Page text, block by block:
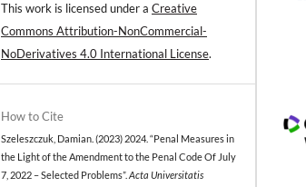
This work is licensed under a Creative
Commons Attribution-NonCommercial-
NoDerivatives 4.0 International License.
How to Cite
Szeleszczuk, Damian. (2023) 2024. “Penal Measures in
the Light of the Amendment to the Penal Code Of July
7, 2022 – Selected Problems”. Acta Universitatis